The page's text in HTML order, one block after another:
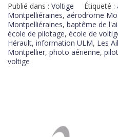
Publié dans : Voltige Étiqueté :
Montpelliéraines, aérodrome
Montpelliéraines, baptême de
école de pilotage, école de
Hérault, information ULM, Les
Montpellier, photo aérienne,
voltige